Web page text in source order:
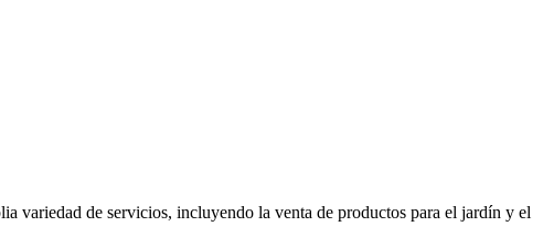
variedad de servicios, incluyendo la venta de productos para el jardín y el